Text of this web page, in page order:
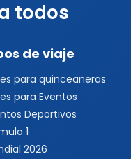
todos
de viaje
para quinceaneras
para Eventos
Deportivos
1
2026